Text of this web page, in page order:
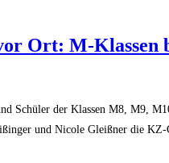
Ort: M-Klassen
Schüler der Klassen M8, M9,
und Nicole Gleißner die